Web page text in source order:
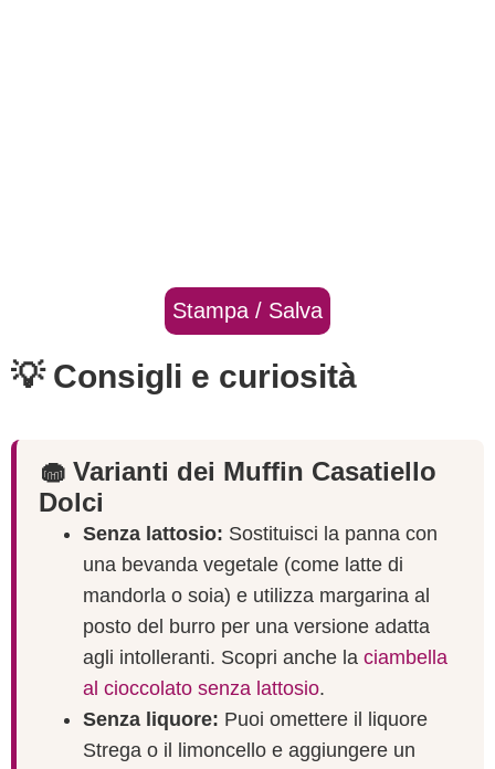
Stampa / Salva
💡 Consigli e curiosità
🧁 Varianti dei Muffin Casatiello
Dolci
Senza lattosio: Sostituisci la panna con
una bevanda vegetale (come latte di
mandorla o soia) e utilizza margarina al
posto del burro per una versione adatta
agli intolleranti. Scopri anche la ciambella
al cioccolato senza lattosio.
Senza liquore: Puoi omettere il liquore
Strega o il limoncello e aggiungere un